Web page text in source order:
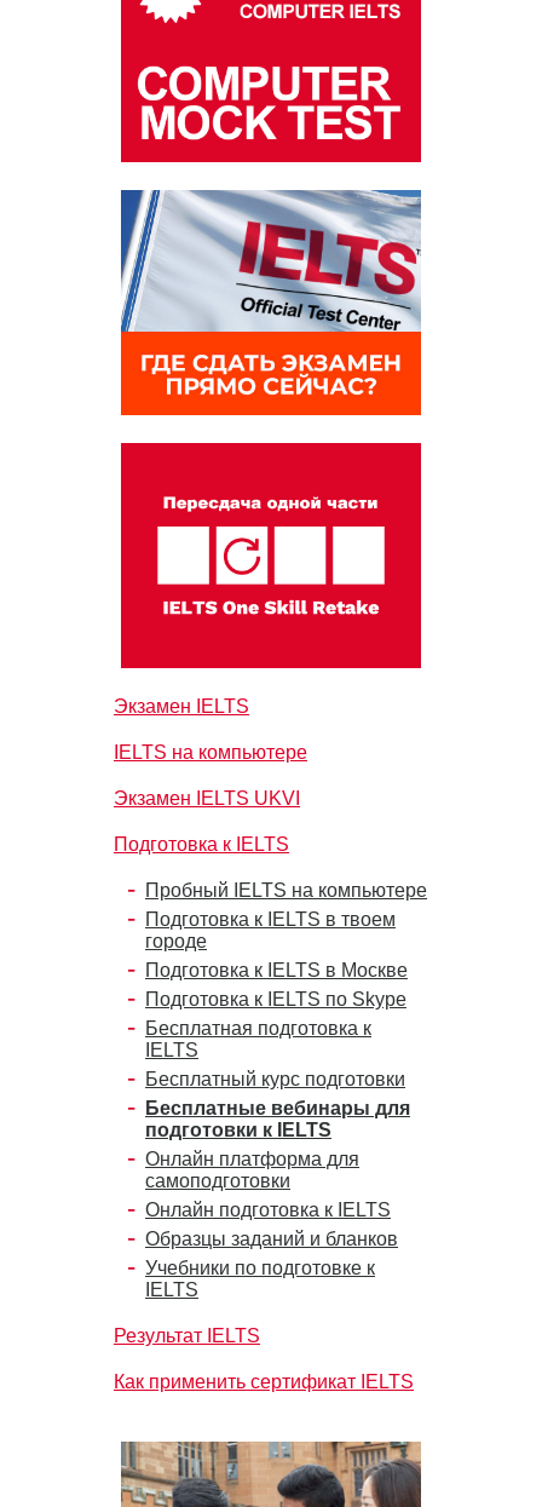
Экзамен IELTS
IELTS на компьютере
Экзамен IELTS UKVI
Подготовка к IELTS
Пробный IELTS на компьютере
Подготовка к IELTS в твоем
городе
Подготовка к IELTS в Москве
Подготовка к IELTS по Skype
Бесплатная подготовка к
IELTS
Бесплатный курс подготовки
Бесплатные вебинары для
подготовки к IELTS
Онлайн платформа для
самоподготовки
Онлайн подготовка к IELTS
Образцы заданий и бланков
Учебники по подготовке к
IELTS
Результат IELTS
Как применить сертификат IELTS